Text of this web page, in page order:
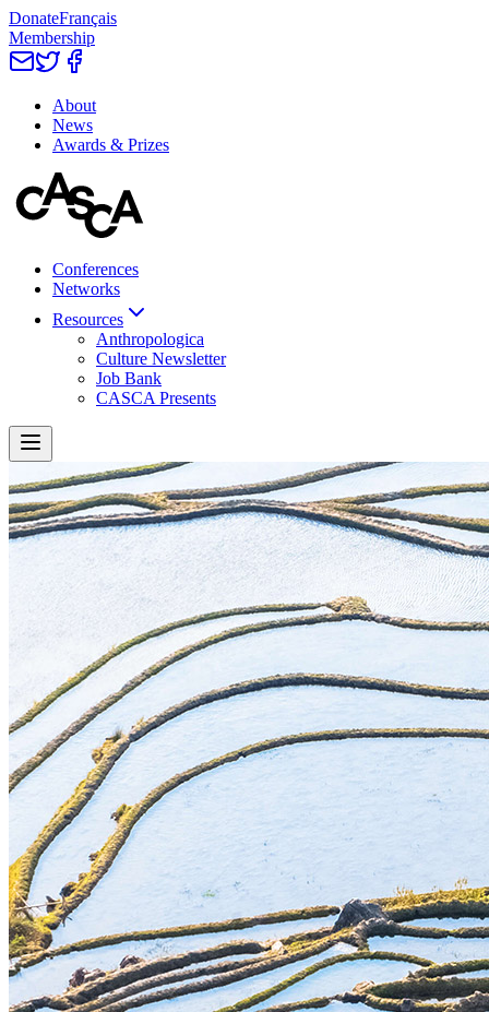
DonateFrançais
Membership
About
News
Awards & Prizes
Conferences
Networks
Resources
Anthropologica
Culture Newsletter
Job Bank
CASCA Presents